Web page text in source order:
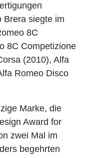
Brera siegte im
8C
8C Competizione
(2010), Alfa
Romeo Disco
Marke, die
Award for
zwei Mal im
begehrten